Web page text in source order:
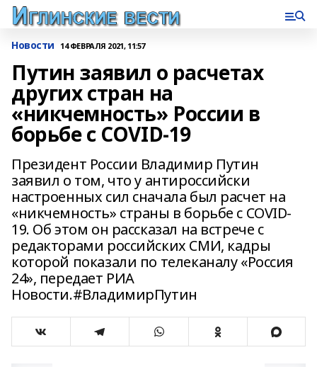
Новости 14 ФЕВРАЛЯ 2021, 11:57
Путин заявил о расчетах
других стран на
«никчемность» России в
борьбе с COVID-19
Президент России Владимир Путин
заявил о том, что у антироссийски
настроенных сил сначала был расчет на
«никчемность» страны в борьбе с COVID-
19. Об этом он рассказал на встрече с
редакторами российских СМИ, кадры
которой показали по телеканалу «Россия
24», передает РИА
Новости.#ВладимирПутин